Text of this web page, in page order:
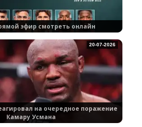
эфир смотреть онлайн
на очередное поражение
Камару Усмана
20-07-2026